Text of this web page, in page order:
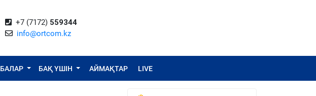
+7 (7172) 559344
info@ortcom.kz
БАҚ ҮШІН АЙМАҚТАР LIVE